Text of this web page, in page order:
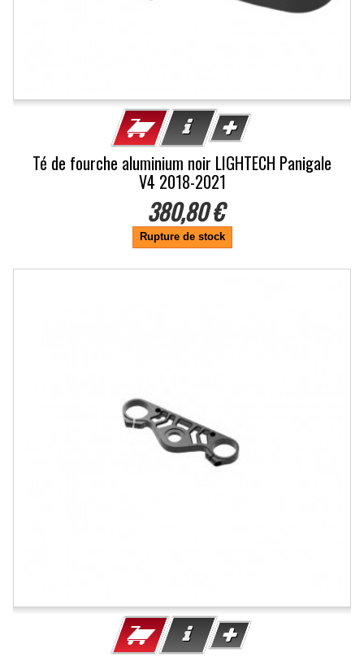
Té de fourche aluminium noir LIGHTECH Panigale
V4 2018-2021
380,80 €
Rupture de stock